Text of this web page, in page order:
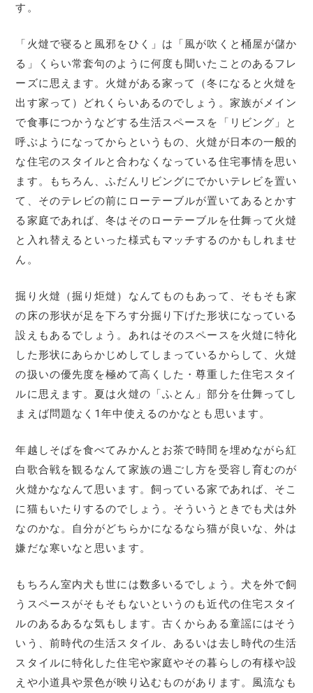
す。
「火燵で寝ると風邪をひく」は「風が吹くと桶屋が儲か
る」くらい常套句のように何度も聞いたことのあるフレ
ーズに思えます。火燵がある家って（冬になると火燵を
出す家って）どれくらいあるのでしょう。家族がメイン
で食事につかうなどする生活スペースを「リビング」と
呼ぶようになってからというもの、火燵が日本の一般的
な住宅のスタイルと合わなくなっている住宅事情を思い
ます。もちろん、ふだんリビングにでかいテレビを置い
て、そのテレビの前にローテーブルが置いてあるとかす
る家庭であれば、冬はそのローテーブルを仕舞って火燵
と入れ替えるといった様式もマッチするのかもしれませ
ん。
掘り火燵（掘り炬燵）なんてものもあって、そもそも家
の床の形状が足を下ろす分掘り下げた形状になっている
設えもあるでしょう。あれはそのスペースを火燵に特化
した形状にあらかじめしてしまっているからして、火燵
の扱いの優先度を極めて高くした・尊重した住宅スタイ
ルに思えます。夏は火燵の「ふとん」部分を仕舞ってし
まえば問題なく1年中使えるのかなとも思います。
年越しそばを食べてみかんとお茶で時間を埋めながら紅
白歌合戦を観るなんて家族の過ごし方を受容し育むのが
火燵かななんて思います。飼っている家であれば、そこ
に猫もいたりするのでしょう。そういうときでも犬は外
なのかな。自分がどちらかになるなら猫が良いな、外は
嫌だな寒いなと思います。
もちろん室内犬も世には数多いるでしょう。犬を外で飼
うスペースがそもそもないというのも近代の住宅スタイ
ルのあるあるな気もします。古くからある童謡にはそう
いう、前時代の生活スタイル、あるいは去し時代の生活
スタイルに特化した住宅や家庭やその暮らしの有様や設
えや小道具や景色が映り込むものがあります。風流なも